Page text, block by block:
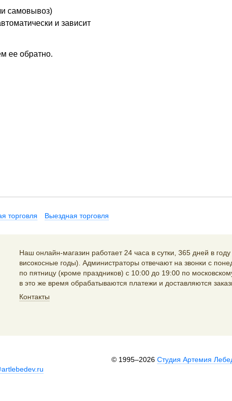
самовывоз)
и зависит
ее обратно.
торговля Выездная торговля
Наш онлайн-магазин работает 24 часа в сутки, 365 дней в
високосные годы). Администраторы отвечают на звонки с
по пятницу (кроме праздников) с 10:00 до 19:00 по
в это же время обрабатываются платежи и доставляются
Контакты
© 1995–2026 Студия Артемия